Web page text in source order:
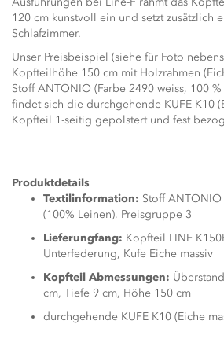
120 cm kunstvoll ein und setzt zusätzlich
Schlafzimmer.
Unser Preisbeispiel (siehe für Foto
Kopfteilhöhe 150 cm mit Holzrahmen
Stoff ANTONIO (Farbe 2490 weiss, 100 %
findet sich die durchgehende KUFE K10
Kopfteil 1-seitig gepolstert und fest
Produktdetails
Textilinformation: Stoff ANTONIO
(100% Leinen), Preisgruppe 3
Lieferungfang: Kopfteil LINE
Unterfederung, Kufe Eiche massiv
Kopfteil Abmessungen:
cm, Tiefe 9 cm, Höhe 150 cm
durchgehende KUFE K10 (Eiche